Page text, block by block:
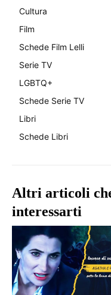
Cultura
Film
Schede Film Lelli
Serie TV
LGBTQ+
Schede Serie TV
Libri
Schede Libri
Altri articoli
interessarti